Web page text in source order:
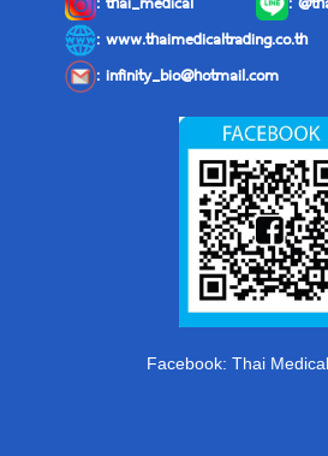
: www.thaimedicaltrading.co.th
:infinity_bio@hotmail.com
Facebook: Thai